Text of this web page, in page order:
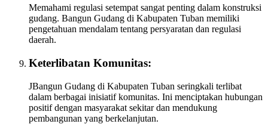
Memahami regulasi setempat sangat penting dalam konstruksi
gudang. Bangun Gudang di Kabupaten Tuban memiliki
pengetahuan mendalam tentang persyaratan dan regulasi
daerah.
Keterlibatan Komunitas:
JBangun Gudang di Kabupaten Tuban seringkali terlibat
dalam berbagai inisiatif komunitas. Ini menciptakan hubungan
positif dengan masyarakat sekitar dan mendukung
pembangunan yang berkelanjutan.